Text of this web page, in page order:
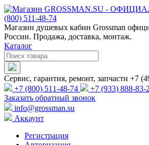
Магазин душевых кабин Grossman
России. Продажа, доставка, монтаж.
Каталог
Сервис, гарантия, ремонт, запчасти +7
+7 (800) 511-48-74
+7 (933) 888-83-
Заказать обратный звонок
info@grossman.su
Аккаунт
Регистрация